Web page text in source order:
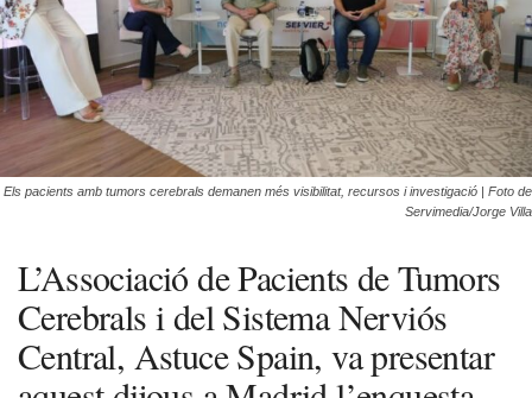
Els pacients amb tumors cerebrals demanen més visibilitat, recursos i investigació | Foto de
Servimedia/Jorge Villa
L’Associació de Pacients de Tumors
Cerebrals i del Sistema Nerviós
Central, Astuce Spain, va presentar